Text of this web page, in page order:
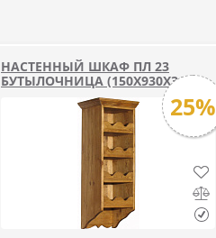
НАСТЕННЫЙ ШКАФ ПЛ 23
БУТЫЛОЧНИЦА (150Х930Х316)
25%